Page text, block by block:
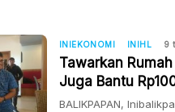
INIEKONOMI INIHL 9
Tawarkan
Juga Bantu
BALIKPAPAN,